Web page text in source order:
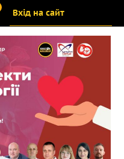
Вхід на сайт